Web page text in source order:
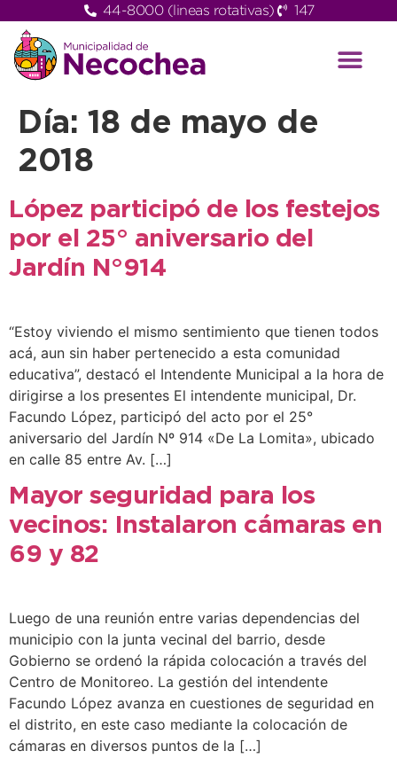
44-8000 (lineas rotativas) 147
Día: 18 de mayo de
2018
López participó de los festejos
por el 25° aniversario del
Jardín N°914
“Estoy viviendo el mismo sentimiento que tienen todos
acá, aun sin haber pertenecido a esta comunidad
educativa”, destacó el Intendente Municipal a la hora de
dirigirse a los presentes El intendente municipal, Dr.
Facundo López, participó del acto por el 25°
aniversario del Jardín Nº 914 «De La Lomita», ubicado
en calle 85 entre Av. […]
Mayor seguridad para los
vecinos: Instalaron cámaras en
69 y 82
Luego de una reunión entre varias dependencias del
municipio con la junta vecinal del barrio, desde
Gobierno se ordenó la rápida colocación a través del
Centro de Monitoreo. La gestión del intendente
Facundo López avanza en cuestiones de seguridad en
el distrito, en este caso mediante la colocación de
cámaras en diversos puntos de la […]